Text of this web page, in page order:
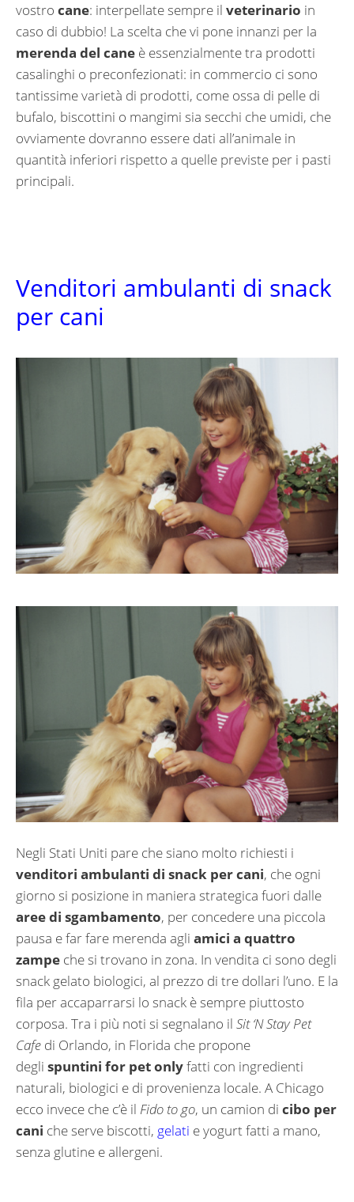
vostro cane: interpellate sempre il veterinario in
caso di dubbio! La scelta che vi pone innanzi per la
merenda del cane è essenzialmente tra prodotti
casalinghi o preconfezionati: in commercio ci sono
tantissime varietà di prodotti, come ossa di pelle di
bufalo, biscottini o mangimi sia secchi che umidi, che
ovviamente dovranno essere dati all’animale in
quantità inferiori rispetto a quelle previste per i pasti
principali.
Venditori ambulanti di snack
per cani
Negli Stati Uniti pare che siano molto richiesti i
venditori ambulanti di snack per cani, che ogni
giorno si posizione in maniera strategica fuori dalle
aree di sgambamento, per concedere una piccola
pausa e far fare merenda agli amici a quattro
zampe che si trovano in zona. In vendita ci sono degli
snack gelato biologici, al prezzo di tre dollari l’uno. E la
fila per accaparrarsi lo snack è sempre piuttosto
corposa. Tra i più noti si segnalano il Sit ‘N Stay Pet
Cafe di Orlando, in Florida che propone
degli spuntini for pet onlyfatti con ingredienti
naturali, biologici e di provenienza locale. A Chicago
ecco invece che c’è il Fido to go, un camion di cibo per
cani che serve biscotti, gelati e yogurt fatti a mano,
senza glutine e allergeni.